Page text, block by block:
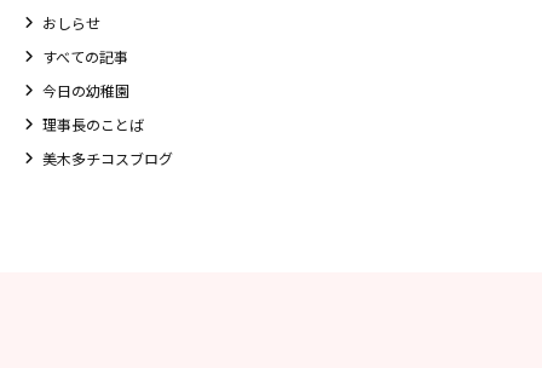
おしらせ
すべての記事
今日の幼稚園
理事長のことば
美木多チコスブログ